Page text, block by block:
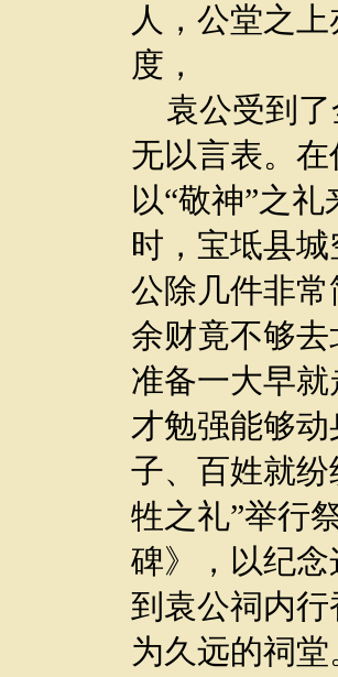
人，公堂之
度，
袁公受到了
无以言表。
以“敬神”之
时，宝坻县
公除几件非
余财竟不够
准备一大早
才勉强能够
子、百姓就
牲之礼”举行
碑》，以纪
到袁公祠内
为久远的祠